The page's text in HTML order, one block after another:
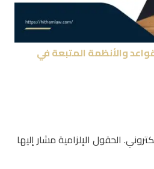
والأنظمة المتبعة في
الحقول الإلزامية مشار إليها